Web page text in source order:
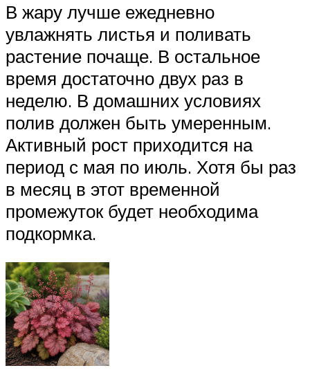
В жару лучше ежедневно
увлажнять листья и поливать
растение почаще. В остальное
время достаточно двух раз в
неделю. В домашних условиях
полив должен быть умеренным.
Активный рост приходится на
период с мая по июль. Хотя бы раз
в месяц в этот временной
промежуток будет необходима
подкормка.